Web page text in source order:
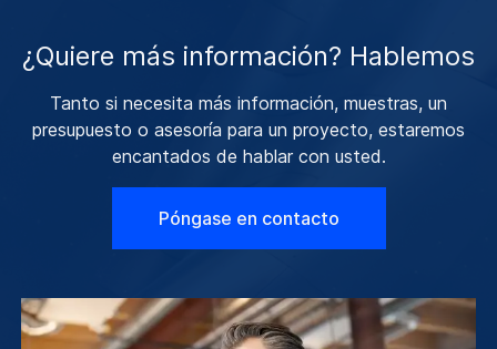
¿Quiere más información? Hablemos
Tanto si necesita más información, muestras, un
presupuesto o asesoría para un proyecto, estaremos
encantados de hablar con usted.
Póngase en contacto